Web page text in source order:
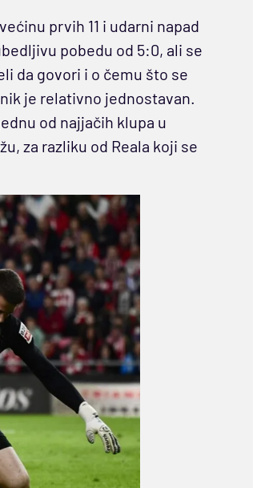
prvih 11 i udarni napad
pobedu od 5:0, ali se
da govori i o čemu što se
je relativno jednostavan.
od najjačih klupa u
za razliku od Reala koji se